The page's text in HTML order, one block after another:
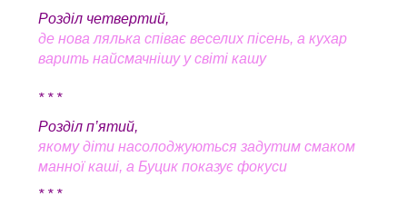
Розділ четвертий,
де нова лялька співає веселих пісень, а кухар
варить найсмачнішу у світі кашу
* * *
Розділ п’ятий,
якому діти насолоджуються задутим смаком
манної каші, а Буцик показує фокуси
* * *